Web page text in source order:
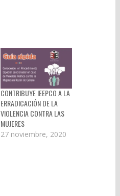
CONTRIBUYE IEEPCO A LA
ERRADICACIÓN DE LA
VIOLENCIA CONTRA LAS
MUJERES
27 noviembre, 2020